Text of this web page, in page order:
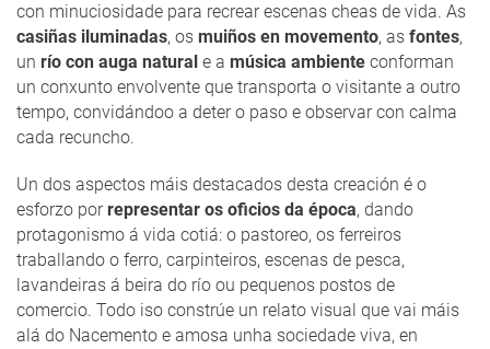
con minuciosidade para recrear escenas cheas de vida. As
casiñas iluminadas, os muiños en movemento, as fontes,
un río con auga natural e a música ambiente conforman
un conxunto envolvente que transporta o visitante a outro
tempo, convidándoo a deter o paso e observar con calma
cada recuncho.
Un dos aspectos máis destacados desta creación é o
esforzo porrepresentar os oficios da época, dando
protagonismo á vida cotiá: o pastoreo, os ferreiros
traballando o ferro, carpinteiros, escenas de pesca,
lavandeiras á beira do río ou pequenos postos de
comercio. Todo iso constrúe un relato visual que vai máis
alá do Nacemento e amosa unha sociedade viva, en